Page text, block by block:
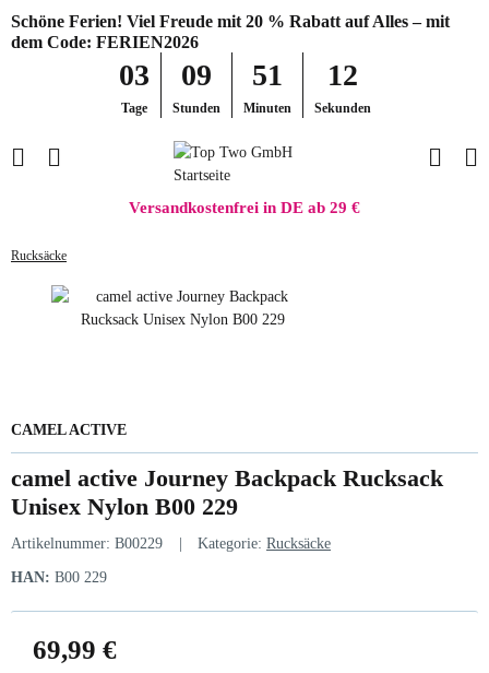
Schöne Ferien! Viel Freude mit 20 % Rabatt auf Alles – mit
dem Code: FERIEN2026
03
Tage
09
Stunden
51
Minuten
12
Sekunden
Versandkostenfrei in DE ab 29 €
Rucksäcke
CAMEL ACTIVE
camel active Journey Backpack Rucksack
Unisex Nylon B00 229
Artikelnummer: B00229 Kategorie: Rucksäcke
HAN: B00 229
69,99 €